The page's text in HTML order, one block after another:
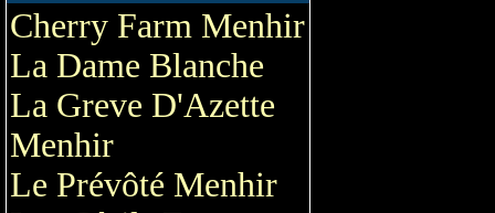
Cherry Farm Menhir
La Dame Blanche
La Greve D'Azette
Menhir
Le Prévôté Menhir